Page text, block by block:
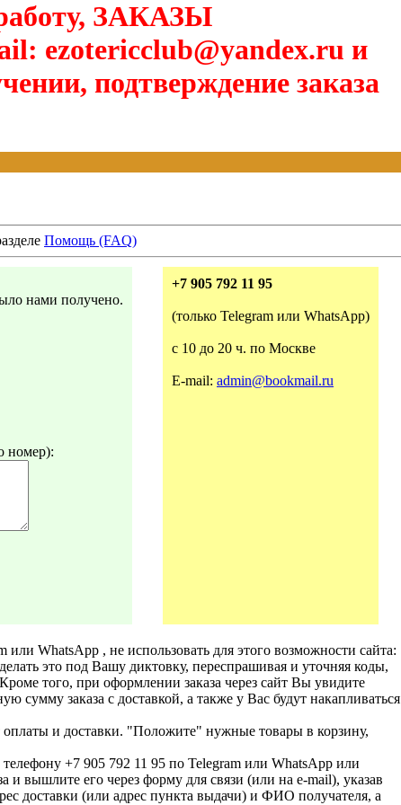
ЗАКАЗЫ
и
подтверждение заказа
Помощь (FAQ)
нами получено.
номер):
+7 905 792 11 95
(только Telegram или WhatsApp)
с 10 до 20 ч. по Москве
E-mail: admin@bookmail.ru
WhatsApp , не использовать для этого возможности сайта:
это под Вашу диктовку, переспрашивая и уточняя коды,
того, при оформлении заказа через сайт Вы увидите
сумму заказа с доставкой, а также у Вас будут накапливаться
оплаты и доставки. "Положите" нужные товары в корзину,
+7 905 792 11 95 по Telegram или WhatsApp или
вышлите его через форму для связи (или на e-mail), указав
доставки (или адрес пункта выдачи) и ФИО получателя, а